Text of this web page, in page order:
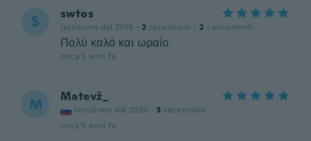
S swtos
Iscrizione dal 2019 · 2 recensioni · 2 caricamenti
Πολύ καλό και ωραίο
circa 5 anni fa
M Matevž_
Iscrizione dal 2020 · 3 recensioni
circa 5 anni fa